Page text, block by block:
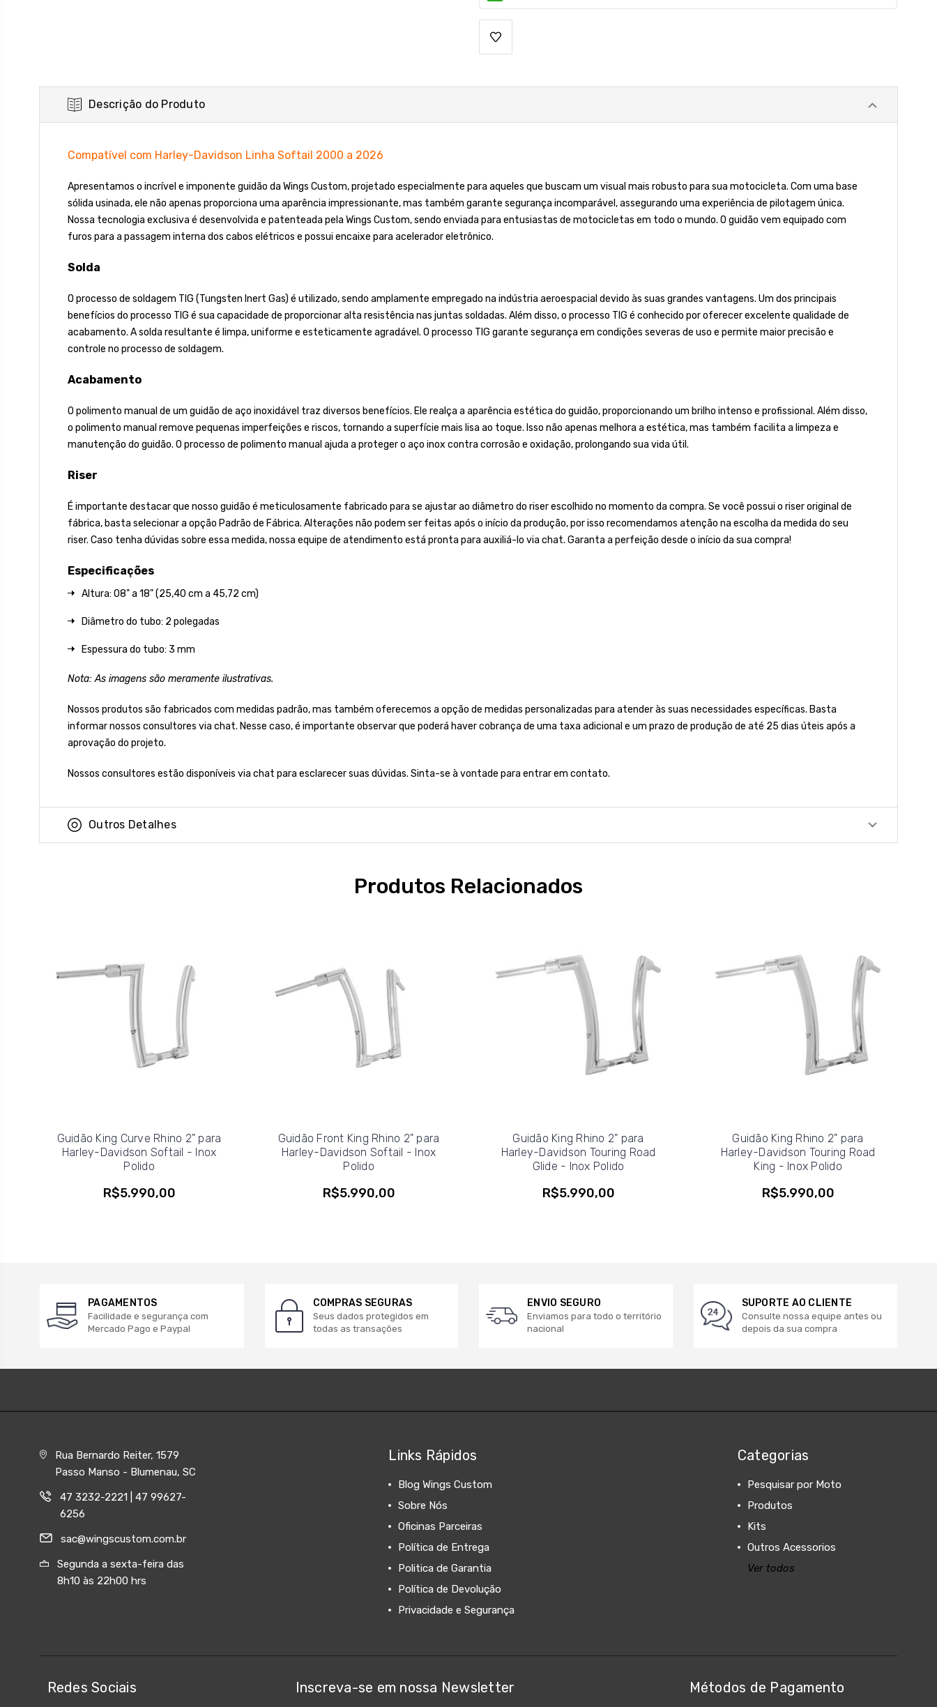
Descrição do Produto
Compatível com Harley-Davidson Linha Softail 2000 a 2026
Apresentamos o incrível e imponente guidão da Wings Custom, projetado especialmente para aqueles que buscam um visual mais robusto para sua motocicleta. Com uma base
sólida usinada, ele não apenas proporciona uma aparência impressionante, mas também garante segurança incomparável, assegurando uma experiência de pilotagem única.
Nossa tecnologia exclusiva é desenvolvida e patenteada pela Wings Custom, sendo enviada para entusiastas de motocicletas em todo o mundo. O guidão vem equipado com
furos para a passagem interna dos cabos elétricos e possui encaixe para acelerador eletrônico.
Solda
O processo de soldagem TIG (Tungsten Inert Gas) é utilizado, sendo amplamente empregado na indústria aeroespacial devido às suas grandes vantagens. Um dos principais
benefícios do processo TIG é sua capacidade de proporcionar alta resistência nas juntas soldadas. Além disso, o processo TIG é conhecido por oferecer excelente qualidade de
acabamento. A solda resultante é limpa, uniforme e esteticamente agradável. O processo TIG garante segurança em condições severas de uso e permite maior precisão e
controle no processo de soldagem.
Acabamento
O polimento manual de um guidão de aço inoxidável traz diversos benefícios. Ele realça a aparência estética do guidão, proporcionando um brilho intenso e profissional. Além disso,
o polimento manual remove pequenas imperfeições e riscos, tornando a superfície mais lisa ao toque. Isso não apenas melhora a estética, mas também facilita a limpeza e
manutenção do guidão. O processo de polimento manual ajuda a proteger o aço inox contra corrosão e oxidação, prolongando sua vida útil.
Riser
É importante destacar que nosso guidão é meticulosamente fabricado para se ajustar ao diâmetro do riser escolhido no momento da compra. Se você possui o riser original de
fábrica, basta selecionar a opção Padrão de Fábrica. Alterações não podem ser feitas após o início da produção, por isso recomendamos atenção na escolha da medida do seu
riser. Caso tenha dúvidas sobre essa medida, nossa equipe de atendimento está pronta para auxiliá-lo via chat. Garanta a perfeição desde o início da sua compra!
Especificações
Altura: 08" a 18" (25,40 cm a 45,72 cm)
Diâmetro do tubo: 2 polegadas
Espessura do tubo: 3 mm
Nota: As imagens são meramente ilustrativas.
Nossos produtos são fabricados com medidas padrão, mas também oferecemos a opção de medidas personalizadas para atender às suas necessidades específicas. Basta
informar nossos consultores via chat. Nesse caso, é importante observar que poderá haver cobrança de uma taxa adicional e um prazo de produção de até 25 dias úteis após a
aprovação do projeto.
Nossos consultores estão disponíveis via chat para esclarecer suas dúvidas. Sinta-se à vontade para entrar em contato.
Outros Detalhes
Produtos Relacionados
Guidão King Curve Rhino 2" para
Harley-Davidson Softail - Inox
Polido
R$5.990,00
Guidão Front King Rhino 2" para
Harley-Davidson Softail - Inox
Polido
R$5.990,00
Guidão King Rhino 2" para
Harley-Davidson Touring Road
Glide - Inox Polido
R$5.990,00
Guidão King Rhino 2" para
Harley-Davidson Touring Road
King - Inox Polido
R$5.990,00
PAGAMENTOS
Facilidade e segurança com
Mercado Pago e Paypal
COMPRAS SEGURAS
Seus dados protegidos em
todas as transações
ENVIO SEGURO
Enviamos para todo o território
nacional
SUPORTE AO CLIENTE
Consulte nossa equipe antes ou
depois da sua compra
Rua Bernardo Reiter, 1579
Passo Manso - Blumenau, SC
47 3232-2221 | 47 99627-
6256
sac@wingscustom.com.br
Segunda a sexta-feira das
8h10 às 22h00 hrs
Links Rápidos
Blog Wings Custom
Sobre Nós
Oficinas Parceiras
Política de Entrega
Politica de Garantia
Política de Devolução
Privacidade e Segurança
Categorias
Pesquisar por Moto
Produtos
Kits
Outros Acessorios
Ver todos
Redes Sociais Inscreva-se em nossa Newsletter Métodos de Pagamento